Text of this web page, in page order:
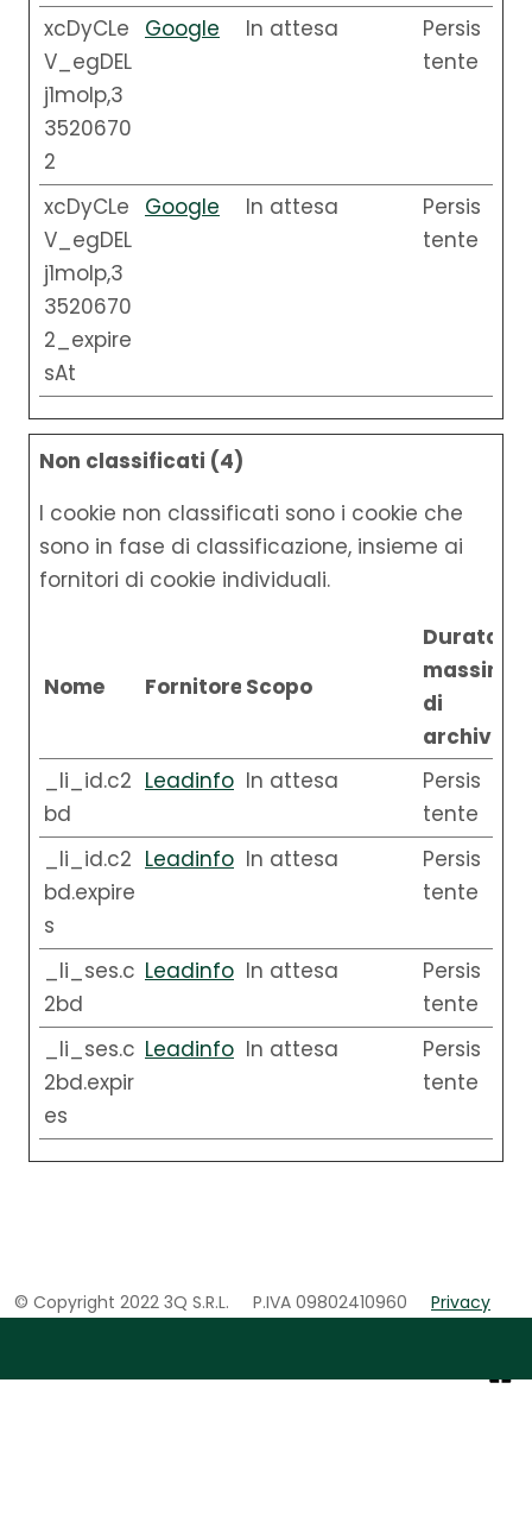
xcDyCLe
V_egDEL
j1moIp,3
3520670
2
Google In attesa
Persis
tente
xcDyCLe
V_egDEL
j1moIp,3
3520670
2_expire
sAt
Google In attesa
Persis
tente
Non classificati (4)
I cookie non classificati sono i cookie che
sono in fase di classificazione, insieme ai
fornitori di cookie individuali.
Nome Fornitore Scopo
Durata
massima
di
_li_id.c2
bd
Leadinfo In attesa
Persis
tente
_li_id.c2
bd.expire
s
Leadinfo In attesa
Persis
tente
_li_ses.c
2bd
Leadinfo In attesa
Persis
tente
_li_ses.c
2bd.expir
es
Leadinfo In attesa
Persis
tente
© Copyright 2022 3Q S.R.L. P.IVA 09802410960
Privacy